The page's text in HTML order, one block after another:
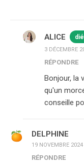
ALICE
3 DÉCEMBRE
RÉPONDRE
Bonjour, la
qu'un
conseille
DELPHINE
19 NOVEMBRE
RÉPONDRE